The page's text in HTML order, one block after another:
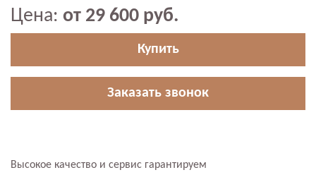
Цена: от 29 600 руб.
Купить
Заказать звонок
Высокое качество и сервис гарантируем